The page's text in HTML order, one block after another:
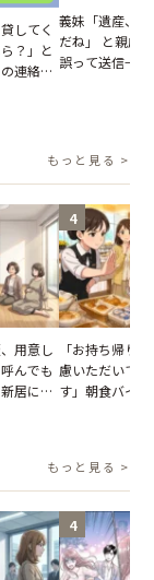
してく
？」と
連絡。
義妹「遺産、
だね」 と親戚
誤って送信→夫
もっと見る >
、用意し
んでも
居にあ
4
「お持ち帰り
慮いただいて
す」朝食バイ
が一変
もっと見る >
4